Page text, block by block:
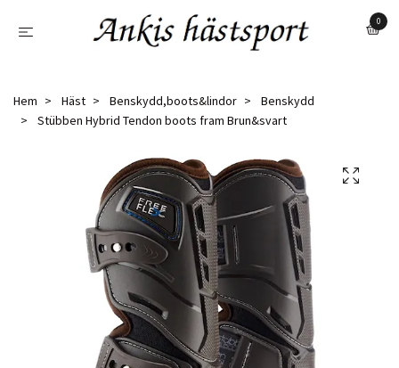
0
Hem Häst Benskydd,boots&lindor
Benskydd
Stübben Hybrid Tendon boots fram Brun&svart